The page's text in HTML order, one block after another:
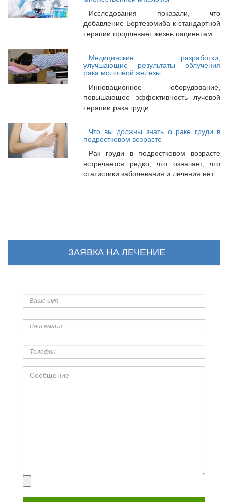
Исследования показали, что
добавление Бортезомиба к стандартной
терапии продлевает жизнь пациентам.
Медицинские разработки,
улучшающие результаты облучения
рака молочной железы
Инновационное оборудование,
повышающее эффективность лучевой
терапии рака груди.
Что вы должны знать о раке груди в
подростковом возрасте
Рак груди в подростковом возрасте
встречается редко, что означает, что
статистики заболевания и лечения нет.
ЗАЯВКА НА ЛЕЧЕНИЕ
имя
емайл
Сообщение